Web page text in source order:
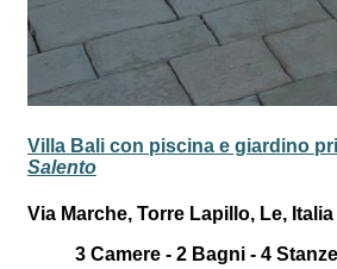
Villa Bali con piscina e giardino
Salento
Via Marche, Torre Lapillo, Le, Italia
3 Camere - 2 Bagni - 4 Stanze